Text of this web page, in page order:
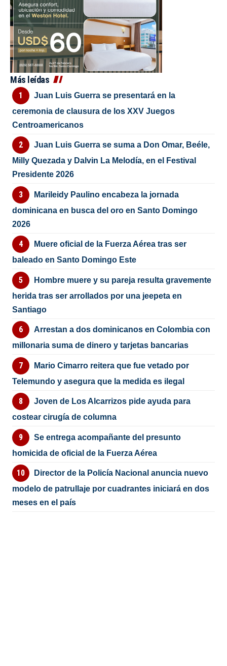
Más leídas
Juan Luis Guerra se presentará en la
ceremonia de clausura de los XXV Juegos
Centroamericanos
Juan Luis Guerra se suma a Don Omar, Beéle,
Milly Quezada y Dalvin La Melodía, en el Festival
Presidente 2026
Marileidy Paulino encabeza la jornada
dominicana en busca del oro en Santo Domingo
2026
Muere oficial de la Fuerza Aérea tras ser
baleado en Santo Domingo Este
Hombre muere y su pareja resulta gravemente
herida tras ser arrollados por una jeepeta en
Santiago
Arrestan a dos dominicanos en Colombia con
millonaria suma de dinero y tarjetas bancarias
Mario Cimarro reitera que fue vetado por
Telemundo y asegura que la medida es ilegal
Joven de Los Alcarrizos pide ayuda para
costear cirugía de columna
Se entrega acompañante del presunto
homicida de oficial de la Fuerza Aérea
Director de la Policía Nacional anuncia nuevo
modelo de patrullaje por cuadrantes iniciará en dos
meses en el país